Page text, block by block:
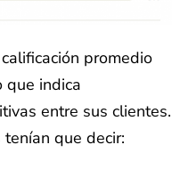
promedio
que indica
entre sus clientes.
que decir: